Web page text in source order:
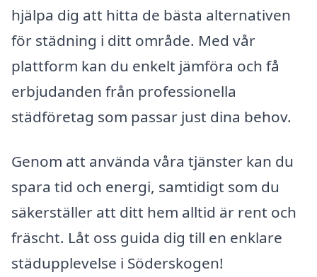
hjälpa dig att hitta de bästa alternativen
för städning i ditt område. Med vår
plattform kan du enkelt jämföra och få
erbjudanden från professionella
städföretag som passar just dina behov.
Genom att använda våra tjänster kan du
spara tid och energi, samtidigt som du
säkerställer att ditt hem alltid är rent och
fräscht. Låt oss guida dig till en enklare
städupplevelse i Söderskogen!